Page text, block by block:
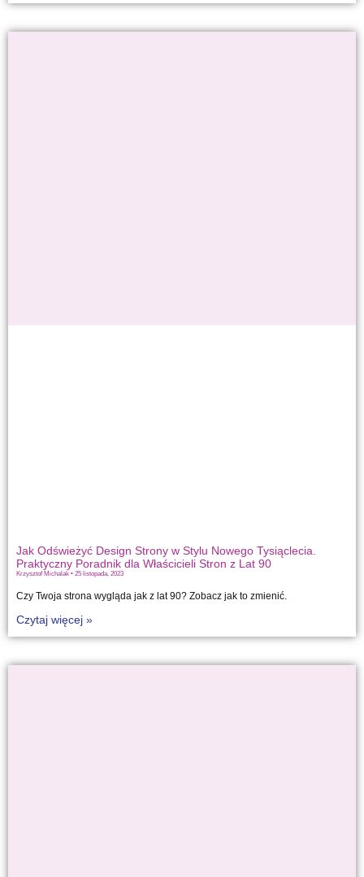
Jak Odświeżyć Design Strony w Stylu Nowego Tysiąclecia.
Praktyczny Poradnik dla Właścicieli Stron z Lat 90
Krzysztof Michalak 25 listopada, 2023
Czy Twoja strona wygląda jak z lat 90? Zobacz jak to zmienić.
Czytaj więcej »